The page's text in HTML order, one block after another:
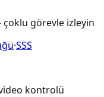
çoklu görevle izleyin
·SSS
kontrolü